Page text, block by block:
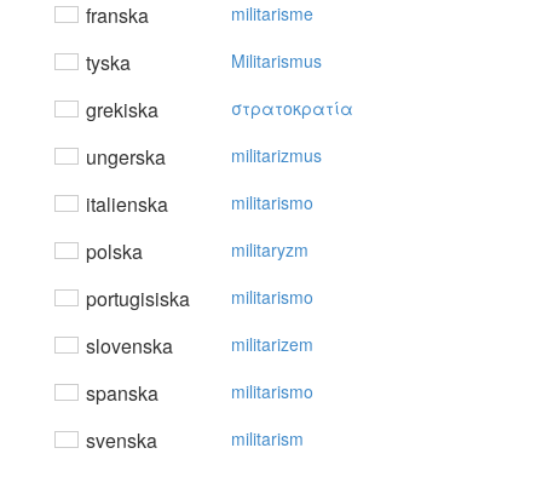
franska militarisme
tyska Militarismus
grekiska στρατoκρατία
ungerska militarizmus
italienska militarismo
polska militaryzm
portugisiska militarismo
slovenska militarizem
spanska militarismo
svenska militarism